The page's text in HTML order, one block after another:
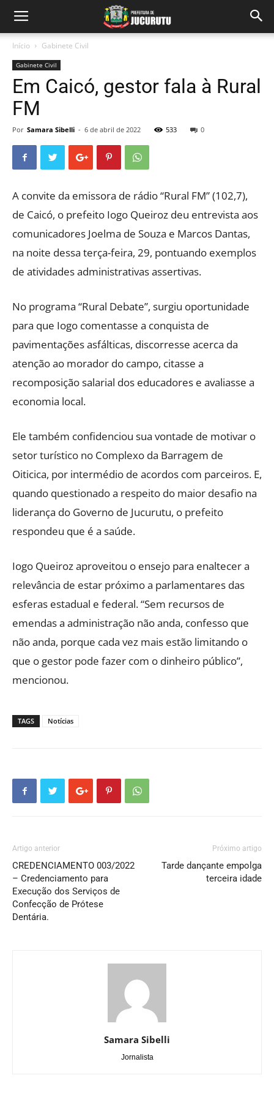
Início Gabinete Civil
Gabinete Civil
Em Caicó, gestor fala à Rural
FM
Por Samara Sibelli - 6 de abril de 2022 533 0
A convite da emissora de rádio “Rural FM” (102,7),
de Caicó, o prefeito Iogo Queiroz deu entrevista aos
comunicadores Joelma de Souza e Marcos Dantas,
na noite dessa terça-feira, 29, pontuando exemplos
de atividades administrativas assertivas.
No programa “Rural Debate”, surgiu oportunidade
para que Iogo comentasse a conquista de
pavimentações asfálticas, discorresse acerca da
atenção ao morador do campo, citasse a
recomposição salarial dos educadores e avaliasse a
economia local.
Ele também confidenciou sua vontade de motivar o
setor turístico no Complexo da Barragem de
Oiticica, por intermédio de acordos com parceiros. E,
quando questionado a respeito do maior desafio na
liderança do Governo de Jucurutu, o prefeito
respondeu que é a saúde.
Iogo Queiroz aproveitou o ensejo para enaltecer a
relevância de estar próximo a parlamentares das
esferas estadual e federal. “Sem recursos de
emendas a administração não anda, confesso que
não anda, porque cada vez mais estão limitando o
que o gestor pode fazer com o dinheiro público”,
mencionou.
TAGS Notícias
Artigo anterior
CREDENCIAMENTO 003/2022
– Credenciamento para
Execução dos Serviços de
Confecção de Prótese
Dentária.
Próximo artigo
Tarde dançante empolga
terceira idade
Samara Sibelli
Jornalista